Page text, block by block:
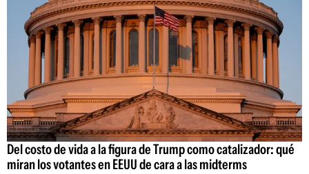
Del costo de vida a la figura de Trump como catalizador: qué
miran los votantes en EEUU de cara a las midterms